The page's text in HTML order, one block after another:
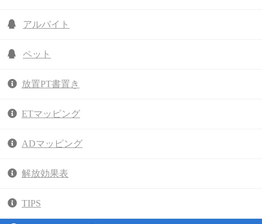
アルバイト
ペット
放置PT書置き
ETマッピング
ADマッピング
解放効果表
TIPS